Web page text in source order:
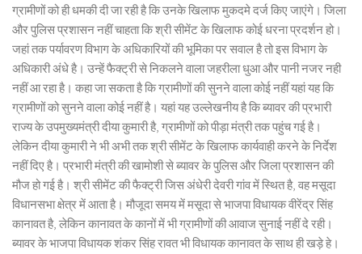
ग्रामीणों को ही धमकी दी जा रही है कि उनके खिलाफ मुकदमे दर्ज किए जाएंगे। जिला
और पुलिस प्रशासन नहीं चाहता कि श्री सीमेंट के खिलाफ कोई धरना प्रदर्शन हो।
जहां तक पर्यावरण विभाग के अधिकारियों की भूमिका पर सवाल है तो इस विभाग के
अधिकारी अंधे है। उन्हें फैक्ट्री से निकलने वाला जहरीला धुआ और पानी नजर नही
नहीं आ रहा है। कहा जा सकता है कि ग्रामीणों की सुनने वाला कोई नहीं यहां यह कि
ग्रामीणों को सुनने वाला कोई नहीं है। यहां यह उल्लेखनीय है कि ब्यावर की प्रभारी
राज्य के उपमुख्यमंत्री दीया कुमारी है, ग्रामीणों को पीड़ा मंत्री तक पहुंच गई है।
लेकिन दीया कुमारी ने भी अभी तक श्री सीमेंट के खिलाफ कार्यवाही करने के निर्देश
नहीं दिए है। प्रभारी मंत्री की खामोशी से ब्यावर के पुलिस और जिला प्रशासन की
मौज हो गई है। श्री सीमेंट की फैक्ट्री जिस अंधेरी देवरी गांव में स्थित है, वह मसूदा
विधानसभा क्षेत्र में आता है। मौजूदा समय में मसूदा से भाजपा विधायक वीरेंद्र सिंह
कानावत है, लेकिन कानावत के कानों में भी ग्रामीणों की आवाज सुनाई नहीं दे रही।
ब्यावर के भाजपा विधायक शंकर सिंह रावत भी विधायक कानावत के साथ ही खड़े हे।